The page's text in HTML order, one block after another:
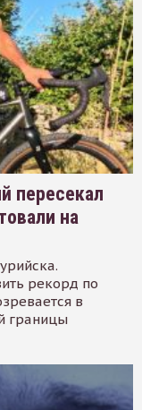
пересекал
на
рекорд по
в
границы